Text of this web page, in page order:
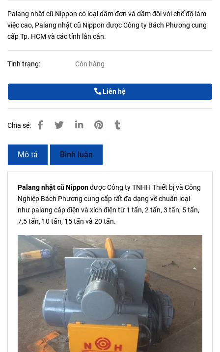
Palang nhật cũ Nippon có loại dầm đơn và dầm đôi với chế độ làm
việc cao, Palang nhật cũ Nippon được Công ty Bách Phương cung
cấp Tp. HCM và các tỉnh lân cận.
Tình trạng: Còn hàng
Liên hệ
Chia sẻ:
Mô tả Bình luận
Palang nhật cũ Nipponđược Công ty TNHH Thiết bị và Công
Nghiệp Bách Phương cung cấp rất đa dạng về chuẩn loại
như palang cáp điện và xích điện từ 1 tấn, 2 tấn, 3 tấn, 5 tấn,
7,5 tấn, 10 tấn, 15 tấn và 20 tấn.